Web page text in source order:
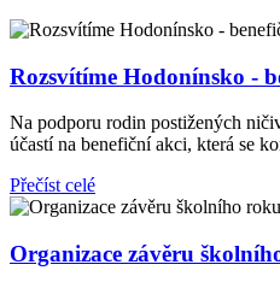
Rozsvítíme Hodonínsko -
Na podporu rodin postižených
účastí na benefiční akci, která se
Přečíst celé
Organizace závěru